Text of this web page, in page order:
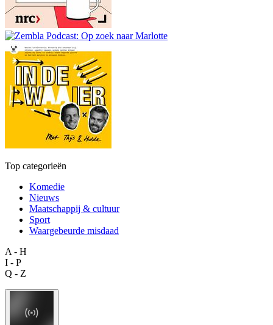
Top categorieën
Komedie
Nieuws
Maatschappij & cultuur
Sport
Waargebeurde misdaad
A - H
I - P
Q - Z